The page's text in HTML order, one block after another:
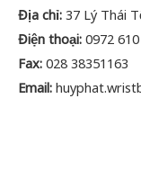
Địa chỉ: 37 Lý Thái
Điện thoại: 0972
Fax: 028 38351163
Email: